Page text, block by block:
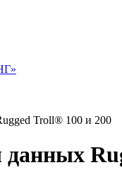
Troll® 100 и 200
данных